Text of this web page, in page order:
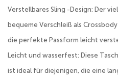
Verstellbares Sling -Design: Der
bequeme Verschleiß als
die perfekte Passform leicht
Leicht und wasserfest: Diese
ist ideal für diejenigen, die eine